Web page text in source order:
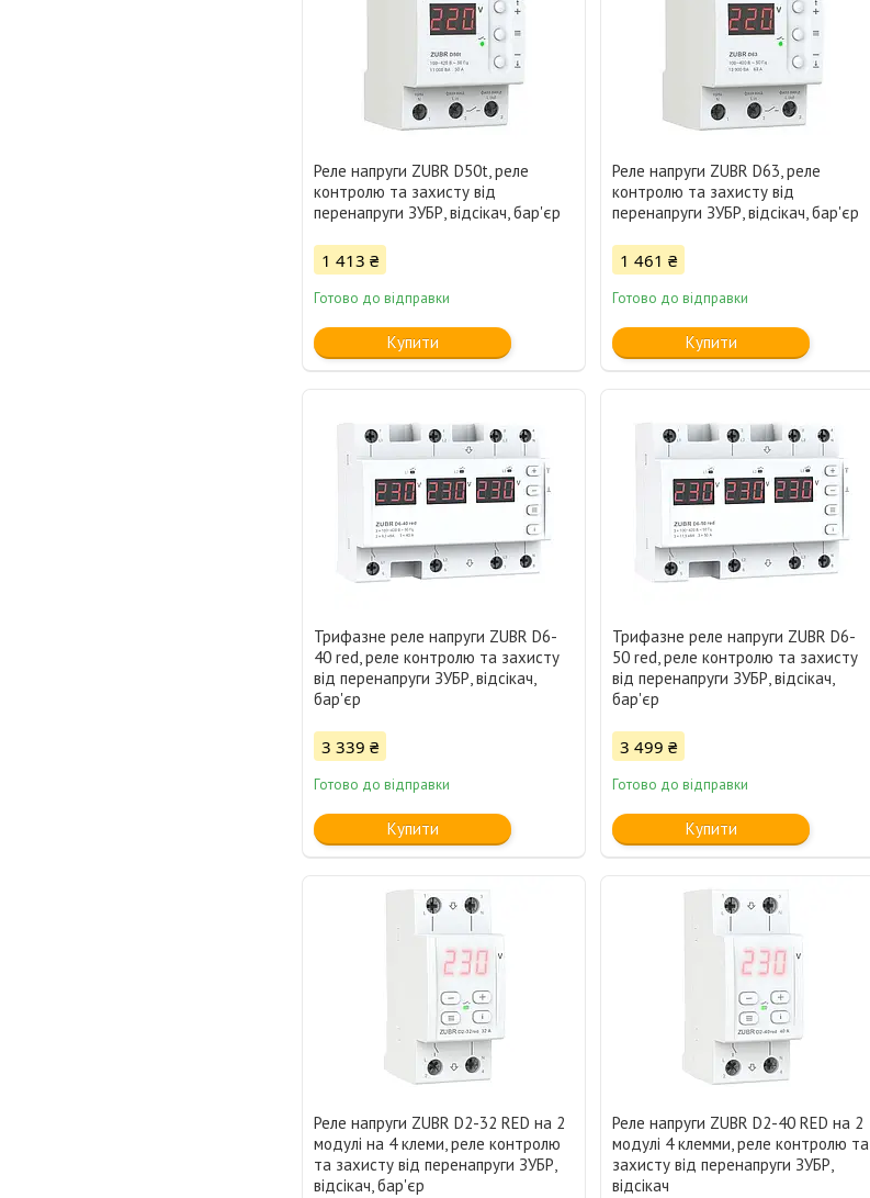
Реле напруги ZUBR D50t, реле
контролю та захисту від
перенапруги ЗУБР, відсікач, бар'єр
1 413 ₴
Готово до відправки
Купити
Реле напруги ZUBR D63, реле
контролю та захисту від
перенапруги ЗУБР, відсікач, бар'єр
1 461 ₴
Готово до відправки
Купити
Трифазне реле напруги ZUBR D6-
40 red, реле контролю та захисту
від перенапруги ЗУБР, відсікач,
бар'єр
3 339 ₴
Готово до відправки
Купити
Трифазне реле напруги ZUBR D6-
50 red, реле контролю та захисту
від перенапруги ЗУБР, відсікач,
бар'єр
3 499 ₴
Готово до відправки
Купити
Реле напруги ZUBR D2-32 RED на 2
модулі на 4 клеми, реле контролю
та захисту від перенапруги ЗУБР,
відсікач, бар'єр
Реле напруги ZUBR D2-40 RED на 2
модулі 4 клемми, реле контролю та
захисту від перенапруги ЗУБР,
відсікач